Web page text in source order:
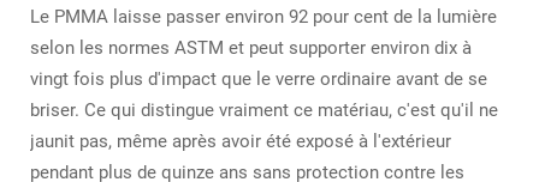
Le PMMA laisse passer environ 92 pour cent de la lumière
selon les normes ASTM et peut supporter environ dix à
vingt fois plus d'impact que le verre ordinaire avant de se
briser. Ce qui distingue vraiment ce matériau, c'est qu'il ne
jaunit pas, même après avoir été exposé à l'extérieur
pendant plus de quinze ans sans protection contre les